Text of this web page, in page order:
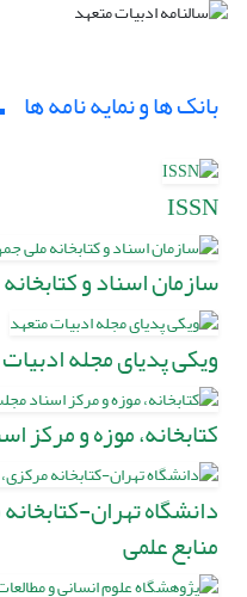
بانک ها و نمایه نامه ها
ISSN
سازمان اسناد و
ویکی پدیای مجله
کتابخانه، موزه و
دانشگاه تهران-
منابع علمی